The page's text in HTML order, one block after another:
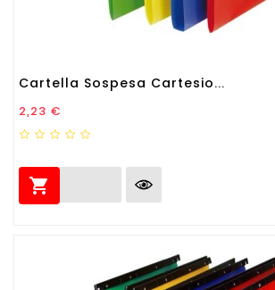
Cartella Sospesa Cartesio...
Prezzo
2,23 €
